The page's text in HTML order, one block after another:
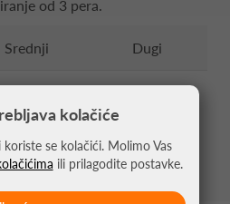
od 3 pera.
Srednji Dugi
kolačiće
se kolačići. Molimo Vas
ili prilagodite postavke.